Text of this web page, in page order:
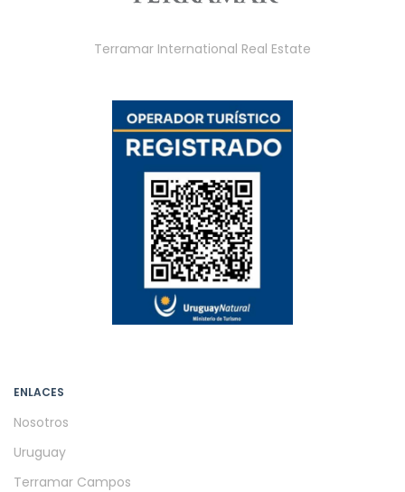
Terramar International Real Estate
ENLACES
Nosotros
Uruguay
Terramar Campos